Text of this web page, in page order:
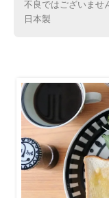
不良ではございませ
日本製